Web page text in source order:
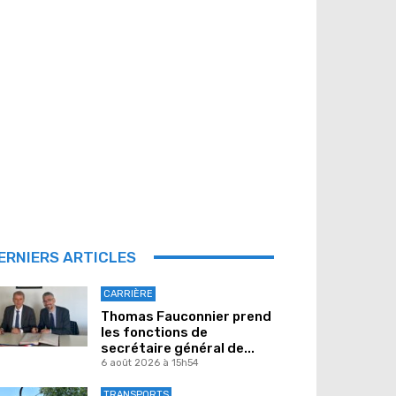
ARTICLES
CARRIÈRE
Thomas Fauconnier prend
les fonctions de
secrétaire général de...
6 août 2026 à 15h54